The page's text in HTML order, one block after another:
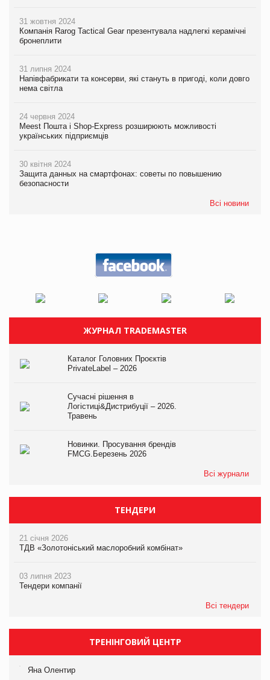
31 жовтня 2024
Компанія Rarog Tactical Gear презентувала надлегкі керамічні
бронеплити
31 липня 2024
Напівфабрикати та консерви, які стануть в пригоді, коли довго
нема світла
24 червня 2024
Meest Пошта і Shop-Express розширюють можливості
українських підприємців
30 квітня 2024
Защита данных на смартфонах: советы по повышению
безопасности
Всі новини
ЖУРНАЛ TRADEMASTER
Каталог Головних Проєктів
PrivateLabel – 2026
Сучасні рішення в
Логістиці&Дистрибуції – 2026.
Травень
Новинки. Просування брендів
FMCG.Березень 2026
Всі журнали
ТЕНДЕРИ
21 січня 2026
ТДВ «Золотоніський маслоробний комбінат»
03 липня 2023
Тендери компанії
Всі тендери
ТРЕНІНГОВИЙ ЦЕНТР
Яна Олентир